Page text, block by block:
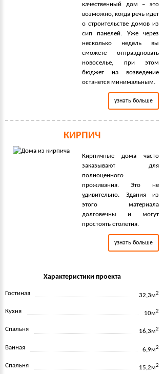
качественный дом – это
возможно, когда речь идет
о строительстве домов из
сип панелей. Уже через
несколько недель вы
сможете отпраздновать
новоселье, при этом
бюджет на возведение
останется минимальным.
узнать больше
КИРПИЧ
Кирпичные дома часто
заказывают для
полноценного
проживания. Это не
удивительно. Здания из
этого материала
долговечны и могут
простоять столетия.
узнать больше
Характеристики проекта
Гостиная 32,3м2
Кухня 10м2
Спальня 16,3м2
Ванная 6,9м2
Спальня 15,2м2